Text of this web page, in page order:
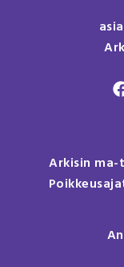
Arkisin